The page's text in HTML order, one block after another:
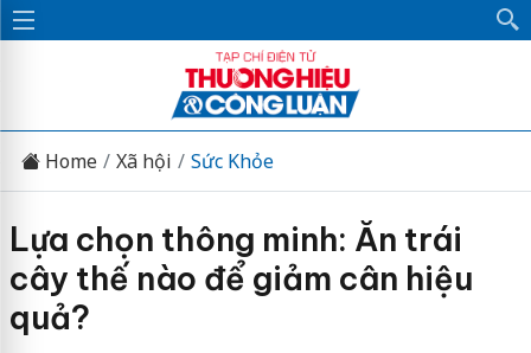
Home Xã hội Sức Khỏe
Lựa chọn thông minh: Ăn trái
cây thế nào để giảm cân hiệu
quả?